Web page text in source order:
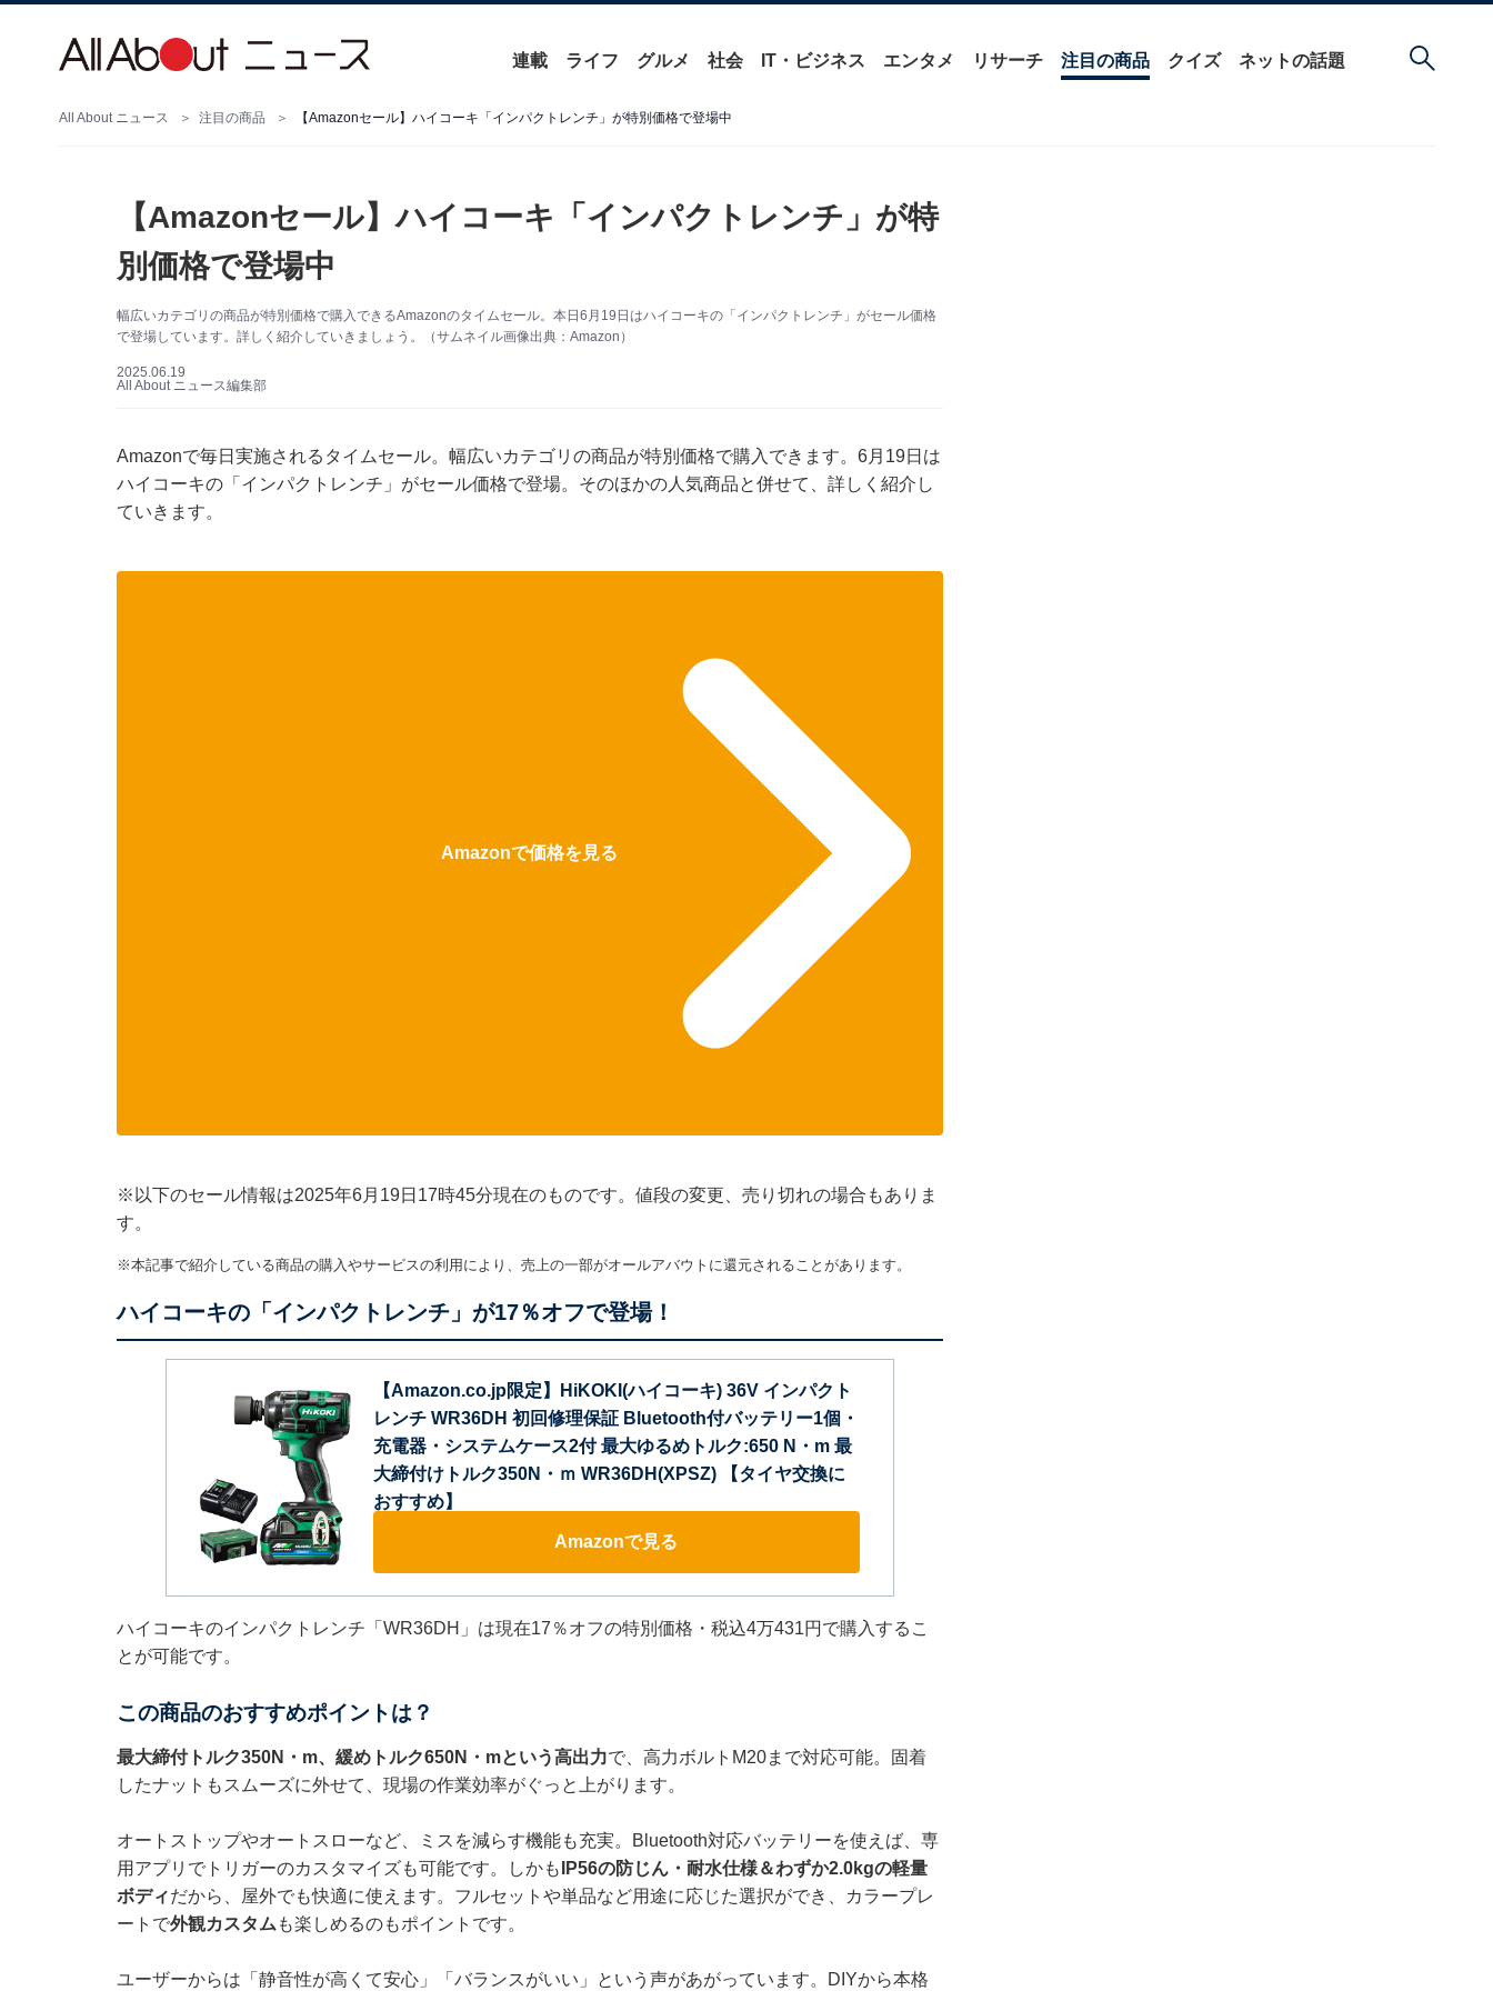
連載 ライフ グルメ 社会 IT・ビジネス エンタメ リサーチ 注目の商品 クイズ ネットの話題
All About ニュース 注目の商品 【Amazonセール】ハイコーキ「インパクトレンチ」が特別価格で登場中
【Amazonセール】ハイコーキ「インパクトレンチ」が特
別価格で登場中
幅広いカテゴリの商品が特別価格で購入できるAmazonのタイムセール。本日6月19日はハイコーキの「インパクトレンチ」がセール価格
で登場しています。詳しく紹介していきましょう。（サムネイル画像出典：Amazon）
2025.06.19
All About ニュース編集部
Amazonで毎日実施されるタイムセール。幅広いカテゴリの商品が特別価格で購入できます。6月19日は
ハイコーキの「インパクトレンチ」がセール価格で登場。そのほかの人気商品と併せて、詳しく紹介し
ていきます。
Amazonで価格を見る
※以下のセール情報は2025年6月19日17時45分現在のものです。値段の変更、売り切れの場合もありま
す。
※本記事で紹介している商品の購入やサービスの利用により、売上の一部がオールアバウトに還元されることがあります。
ハイコーキの「インパクトレンチ」が17％オフで登場！
【Amazon.co.jp限定】HiKOKI(ハイコーキ) 36V インパクト
レンチ WR36DH 初回修理保証 Bluetooth付バッテリー1個・
充電器・システムケース2付 最大ゆるめトルク:650 N・m 最
大締付けトルク350N・ｍ WR36DH(XPSZ) 【タイヤ交換に
おすすめ】
Amazonで見る
ハイコーキのインパクトレンチ「WR36DH」は現在17％オフの特別価格・税込4万431円で購入するこ
とが可能です。
この商品のおすすめポイントは？
最大締付トルク350N・m、緩めトルク650N・mという高出力で、高力ボルトM20まで対応可能。固着
したナットもスムーズに外せて、現場の作業効率がぐっと上がります。
オートストップやオートスローなど、ミスを減らす機能も充実。Bluetooth対応バッテリーを使えば、専
用アプリでトリガーのカスタマイズも可能です。しかも IP56の防じん・耐水仕様＆わずか2.0kgの軽量
ボディだから、屋外でも快適に使えます。フルセットや単品など用途に応じた選択ができ、カラープレ
ートで外観カスタム も楽しめるのもポイントです。
ユーザーからは「静音性が高くて安心」「バランスがいい」という声があがっています。DIYから本格